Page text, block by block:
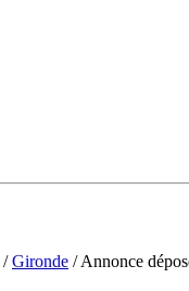
/Gironde / Annonce